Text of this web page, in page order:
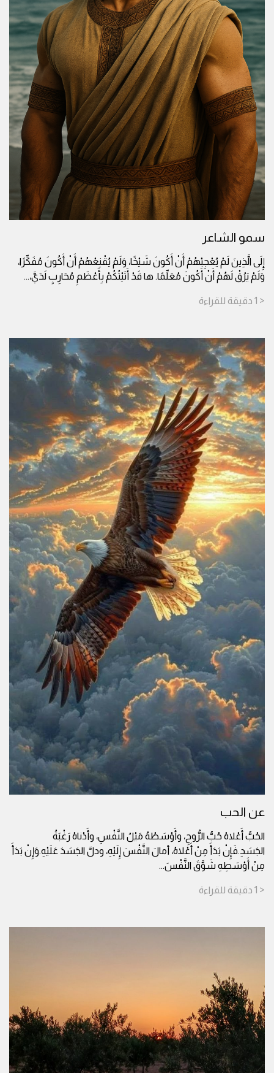
سمو الشاعر
إِلَى الَّذِينَ لَمْ يُعْجِبْهُمْ أَنْ أَكُونَ شَيْخًا، وَلَمْ يُقْنِعْهُمْ أَنْ أَكُونَ مُفَكِّرًا،
وَلَمْ يَرُقْ لَهُمْ أَنْ أَكُونَ مُعَلِّمًا. ها قَدْ أَتَيْتُكُمْ بِأَعْظَمِ مُحَارِبٍ لَدَيَّ،...
< 1 دقيقة للقراءة
عن الحب
الحُبُّ أَعْلاهُ حُبُّ الرُّوحِ، وأَوْسَطُهُ مَيْلُ النَّفْسِ، وأَدْناهُ رَغْبَةُ
الجَسَدِ.فَإِنْ بَدَأَ مِنْ أَعْلاهُ، أمالَ النَّفْسَ إِلَيْهِ، ودلَّ الجَسَدَ عَلَيْهِ.وَإِنْ بَدَأَ
مِنْ أَوْسَطِهِ شَوَّقَ النَّفْسَ...
< 1 دقيقة للقراءة